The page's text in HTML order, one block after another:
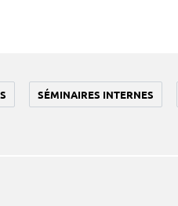
SÉMINAIRES INTERNES